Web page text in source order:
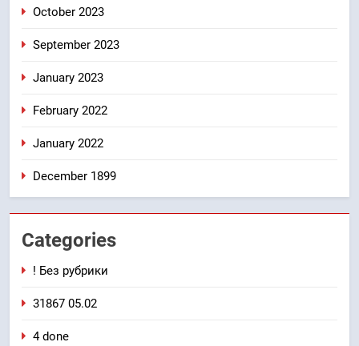
October 2023
September 2023
January 2023
February 2022
January 2022
December 1899
Categories
! Без рубрики
31867 05.02
4 done